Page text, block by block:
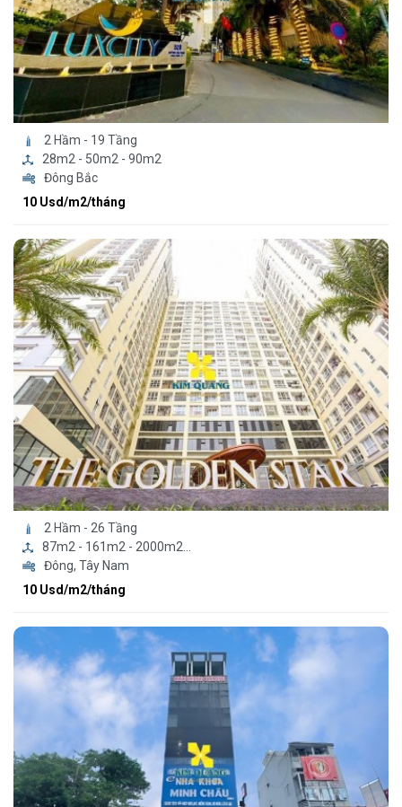
2 Hầm - 19 Tầng
28m2 - 50m2 - 90m2
Đông Bắc
10 Usd/m2/tháng
2 Hầm - 26 Tầng
87m2 - 161m2 - 2000m2...
Đông, Tây Nam
10 Usd/m2/tháng